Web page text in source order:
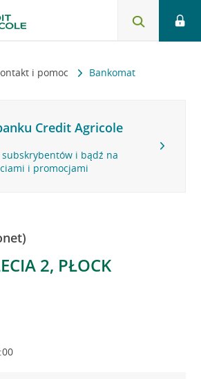
i pomoc Bankomat
Credit Agricole
subskrybentów i bądź na
i promocjami
2, PŁOCK